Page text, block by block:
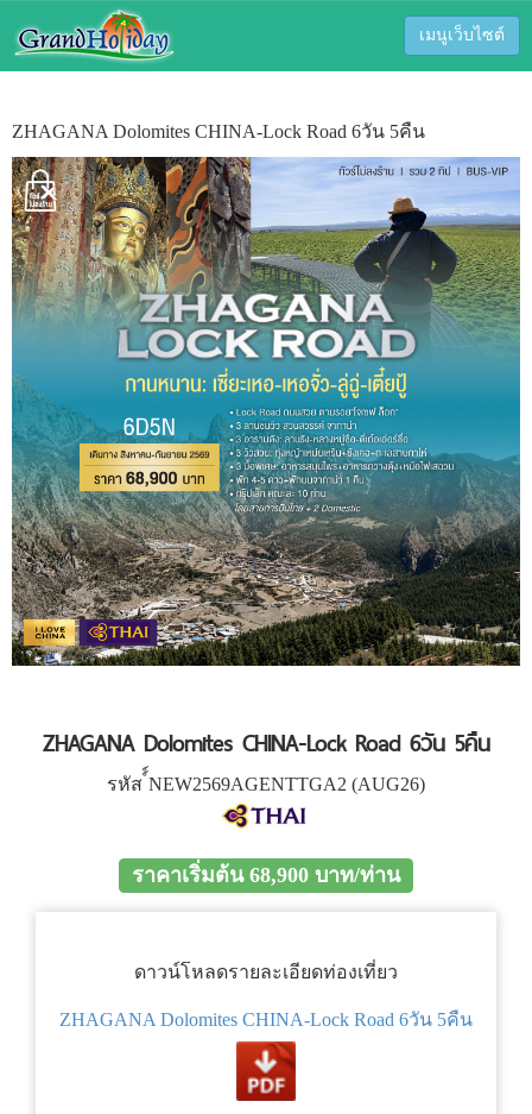
เมนูเว็บไซต์
ZHAGANA Dolomites CHINA-Lock Road 6วัน 5คืน
ZHAGANA Dolomites CHINA-Lock Road 6วัน 5คืน
รหัส ์์NEW2569AGENTTGA2 (AUG26)
ราคาเริ่มต้น 68,900 บาท/ท่าน
ดาวน์โหลดรายละเอียดท่องเที่ยว
ZHAGANA Dolomites CHINA-Lock Road 6วัน 5คืน